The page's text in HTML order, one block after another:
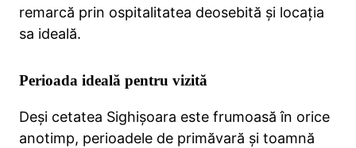
remarcă prin ospitalitatea deosebită și locația
sa ideală.
Perioada ideală pentru vizită
Deși cetatea Sighișoara este frumoasă în orice
anotimp, perioadele de primăvară și toamnă